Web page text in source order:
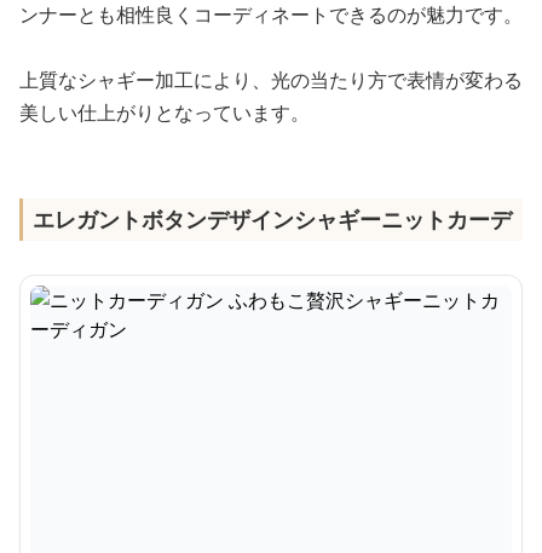
ンナーとも相性良くコーディネートできるのが魅力です。
上質なシャギー加工により、光の当たり方で表情が変わる
美しい仕上がりとなっています。
エレガントボタンデザインシャギーニットカーデ